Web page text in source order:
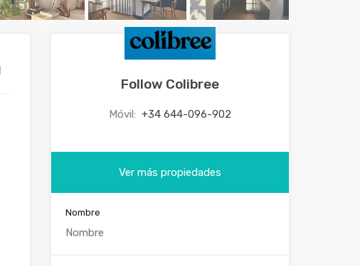
Follow Colibree
Móvil: +34 644-096-902
Ver más propiedades
Nombre